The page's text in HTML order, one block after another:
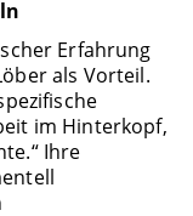
Erfahrung
als Vorteil.
im Hinterkopf,
Ihre